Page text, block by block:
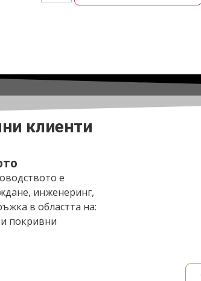
клиенти
е
инженеринг,
в областта на:
покривни